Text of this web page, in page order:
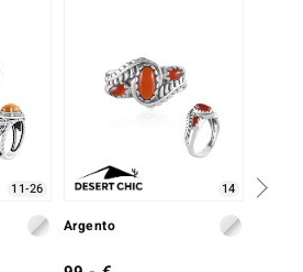
11-26 14
Argento